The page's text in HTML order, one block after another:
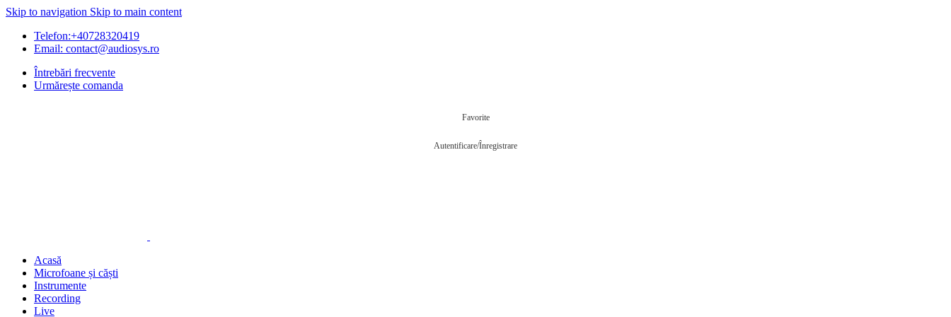
Skip to navigation Skip to main content
Telefon:+40728320419
Email: contact@audiosys.ro
Întrebări frecvente
Urmărește comanda
Favorite
Autentificare/Înregistrare
Acasă
Microfoane și căști
Instrumente
Recording
Live